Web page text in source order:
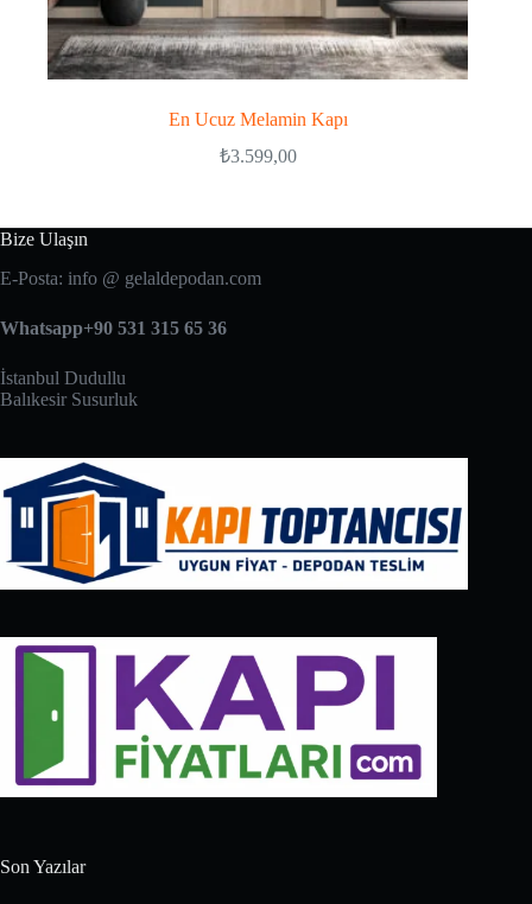
En Ucuz Melamin Kapı
₺3.599,00
Bize Ulaşın
E-Posta: info @ gelaldepodan.com
Whatsapp+90 531 315 65 36
İstanbul Dudullu
Balıkesir Susurluk
Son Yazılar